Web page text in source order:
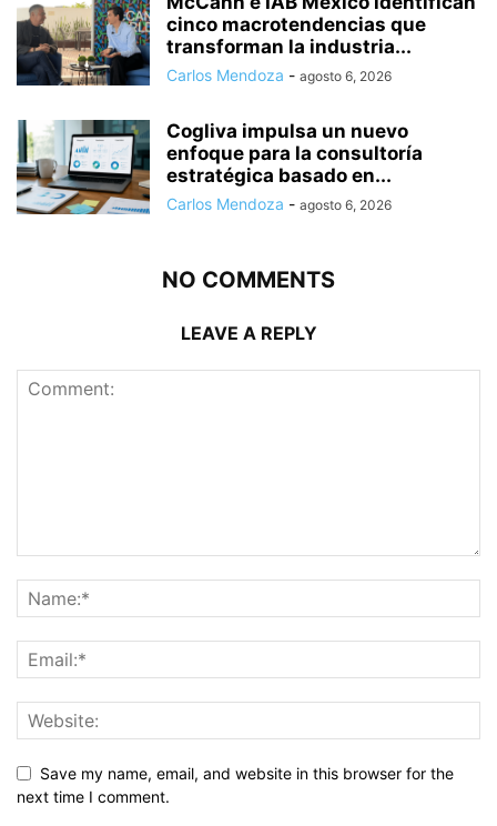
cinco macrotendencias que
transforman la industria...
Carlos Mendoza - agosto 6, 2026
Cogliva impulsa un nuevo
enfoque para la consultoría
estratégica basado en...
Carlos Mendoza - agosto 6, 2026
NO COMMENTS
LEAVE A REPLY
Save my name, email, and website in this browser for the
next time I comment.